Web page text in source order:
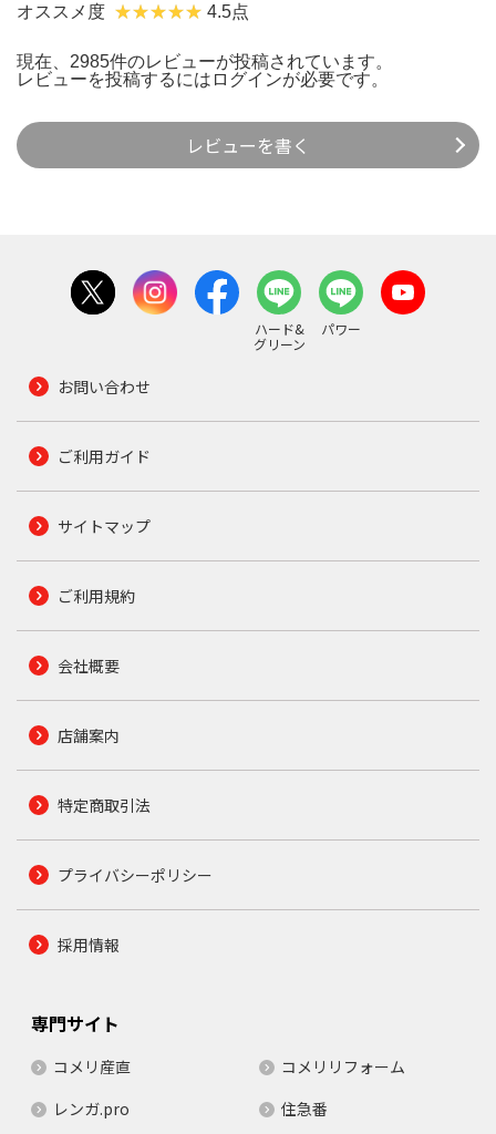
オススメ度 4.5点
現在、2985件のレビューが投稿されています。
レビューを投稿するには ログインが必要です。
レビューを書く
ハード&
グリーン
パワー
お問い合わせ
ご利用ガイド
サイトマップ
ご利用規約
会社概要
店舗案内
特定商取引法
プライバシーポリシー
採用情報
専門サイト
コメリ産直
コメリリフォーム
レンガ.pro
住急番